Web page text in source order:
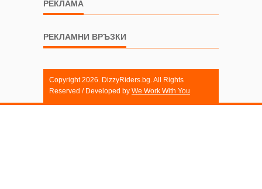
РЕКЛАМА
РЕКЛАМНИ ВРЪЗКИ
Copyright 2026. DizzyRiders.bg. All Rights
Reserved / Developed by We Work With You